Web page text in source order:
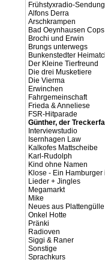
Frühstyxradio-
Alfons Derra
Arschkrampen
Bad Oeynhausen Cops
Brochi und Erwin
Brungs unterwegs
Bunkenstedter
Der Kleine Tierfreund
Die drei Musketiere
Die Vierma
Erwinchen
Fahrgemeinschaft
Frieda & Anneliese
FSR-Hitparade
Günther, der
Interviewstudio
Isernhagen Law
Kalkofes Mattscheibe
Karl-Rudolph
Kind ohne Namen
Klose - Ein Hamburger
Lieder + Jingles
Megamarkt
Mike
Neues aus Plattengülle
Onkel Hotte
Pränki
Radioven
Siggi & Raner
Sonstige
Sprachkurs